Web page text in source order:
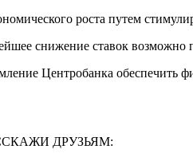
роста путем
снижение ставок
Центробанка обеспечить
ДРУЗЬЯМ: